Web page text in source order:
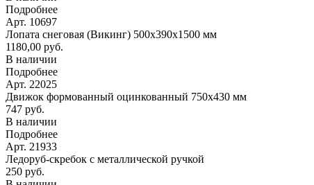
Подробнее
Арт. 10697
Лопата снеговая (Викинг) 500х390х1500 мм
1180,00 руб.
В наличии
Подробнее
Арт. 22025
Движок формованный оцинкованный 750х430 мм
747 руб.
В наличии
Подробнее
Арт. 21933
Ледоруб-скребок с металлической ручкой
250 руб.